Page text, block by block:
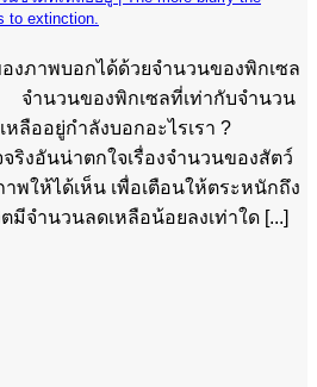
to extinction.
งภาพบอกได้ด้วยจำนวนของพิกเซล
นวนของพิกเซลที่เท่ากับจำนวน
ลืออยู่กำลังบอกอะไรเรา ?
ริงอันน่าตกใจเรื่องจำนวนของสัตว์
พให้ได้เห็น เพื่อเตือนให้ตระหนักถึง
มีจำนวนลดเหลือน้อยลงเท่าใด [...]